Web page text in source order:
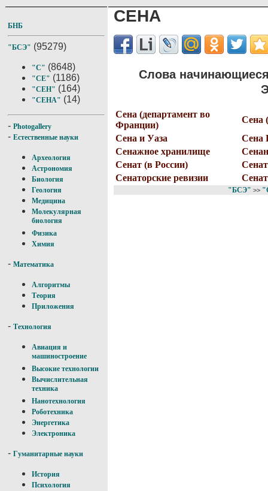
БНБ
"БСЭ" (95279)
"С" (8648)
"СЕ" (1186)
"СЕН" (164)
"СЕНА" (14)
- Photogallery
- Естественные науки
Археология
Астрономия
Биология
Геология
Медицина
Молекулярная
биология
Физика
Химия
- Математика
Алгоритмы
Теория
Приложения
- Технология
Авиация и
машиностроение
Высокие технологии
Вычислительная
техника
Нанотехнология
Роботехника
Энергетика
Электроника
- Гуманитарные науки
История
Психология
СЕНА
Слова
Сена (департамент во
Франции)
Сена
Сена и Уаза
Сена
Сенажное хранилище
Сенат (в России)
Сенаторские ревизии
"БСЭ" >>